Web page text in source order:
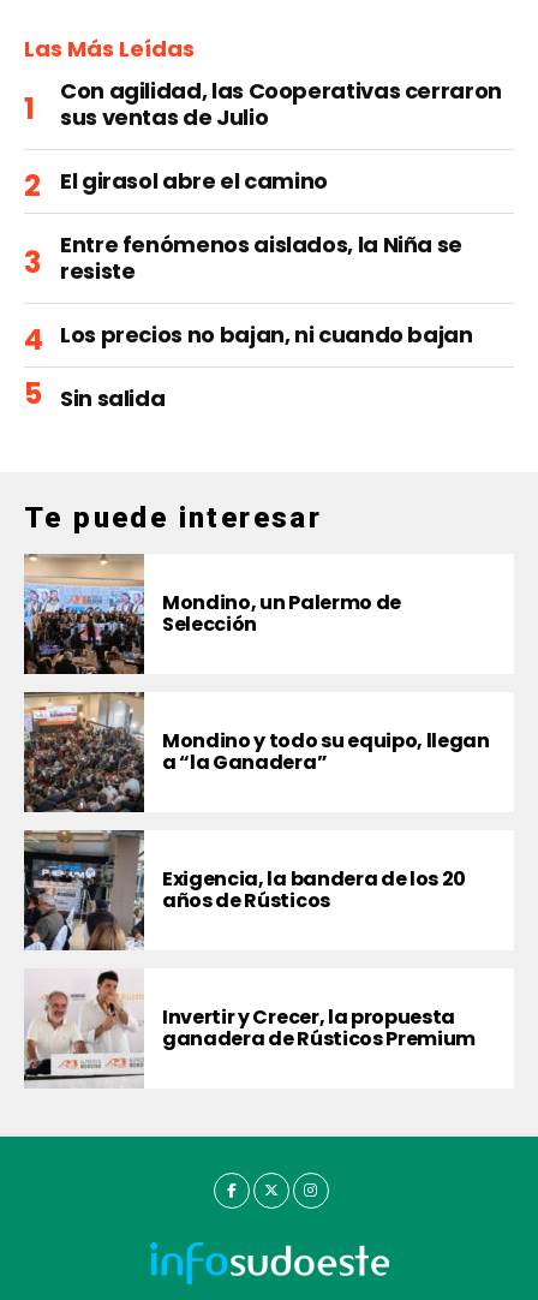
Las Más Leídas
Con agilidad, las Cooperativas cerraron
sus ventas de Julio
El girasol abre el camino
Entre fenómenos aislados, la Niña se
resiste
Los precios no bajan, ni cuando bajan
Sin salida
Te puede interesar
Mondino, un Palermo de
Selección
Mondino y todo su equipo, llegan
a “la Ganadera”
Exigencia, la bandera de los 20
años de Rústicos
Invertir y Crecer, la propuesta
ganadera de Rústicos Premium